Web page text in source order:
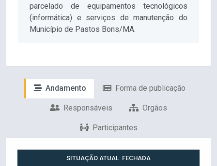
parcelado de equipamentos tecnológicos
(informática) e serviços de manutenção do
Município de Pastos Bons/MA.
Andamento Forma de publicação
Responsáveis Orgãos
Participantes
SITUAÇÃO ATUAL: FECHADA